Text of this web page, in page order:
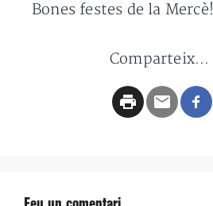
Bones festes de la Mercè!
Comparteix...